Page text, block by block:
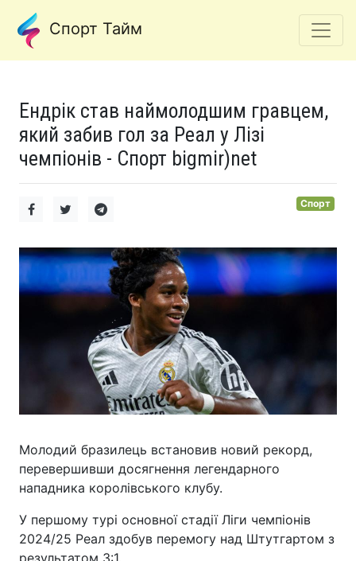
Спорт Тайм
Ендрік став наймолодшим гравцем,
який забив гол за Реал у Лізі
чемпіонів - Спорт bigmir)net
Спорт
Молодий бразилець встановив новий рекорд,
перевершивши досягнення легендарного
нападника королівського клубу.
У першому турі основної стадії Ліги чемпіонів
2024/25 Реал здобув перемогу над Штутгартом з
результатом 3:1.